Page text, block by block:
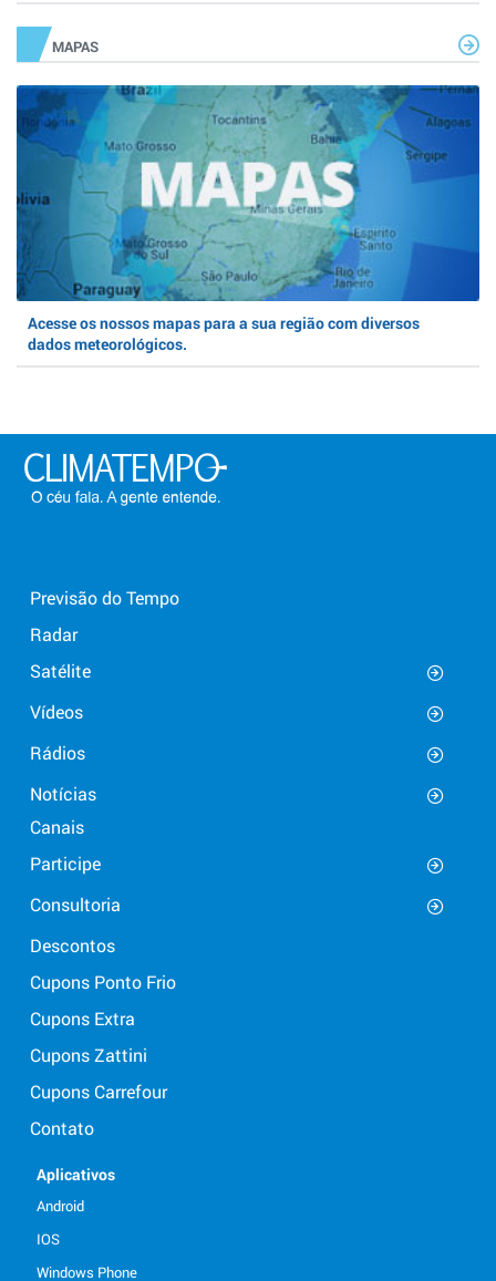
MAPAS
Acesse os nossos mapas para a sua região com diversos
dados meteorológicos.
Previsão do Tempo
Radar
Satélite
Vídeos
Rádios
Notícias
Canais
Participe
Consultoria
Descontos
Cupons Ponto Frio
Cupons Extra
Cupons Zattini
Cupons Carrefour
Contato
Aplicativos
Android
IOS
Windows Phone